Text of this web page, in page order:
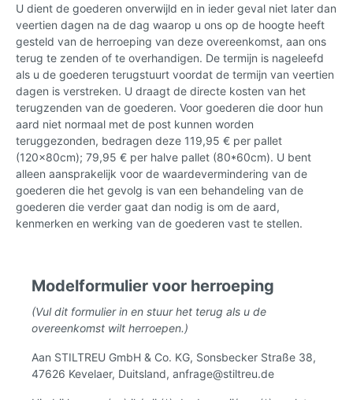
U dient de goederen onverwijld en in ieder geval niet later dan
veertien dagen na de dag waarop u ons op de hoogte heeft
gesteld van de herroeping van deze overeenkomst, aan ons
terug te zenden of te overhandigen. De termijn is nageleefd
als u de goederen terugstuurt voordat de termijn van veertien
dagen is verstreken. U draagt de directe kosten van het
terugzenden van de goederen. Voor goederen die door hun
aard niet normaal met de post kunnen worden
teruggezonden, bedragen deze 119,95 € per pallet
(120x80cm); 79,95 € per halve pallet (80*60cm). U bent
alleen aansprakelijk voor de waardevermindering van de
goederen die het gevolg is van een behandeling van de
goederen die verder gaat dan nodig is om de aard,
kenmerken en werking van de goederen vast te stellen.
Modelformulier voor herroeping
(Vul dit formulier in en stuur het terug als u de
overeenkomst wilt herroepen.)
Aan STILTREU GmbH & Co. KG, Sonsbecker Straße 38,
47626 Kevelaer, Duitsland, anfrage@stiltreu.de